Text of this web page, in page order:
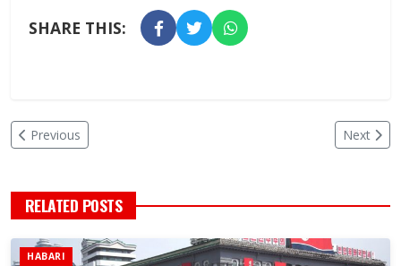
SHARE THIS:
Previous Next
RELATED POSTS
HABARI